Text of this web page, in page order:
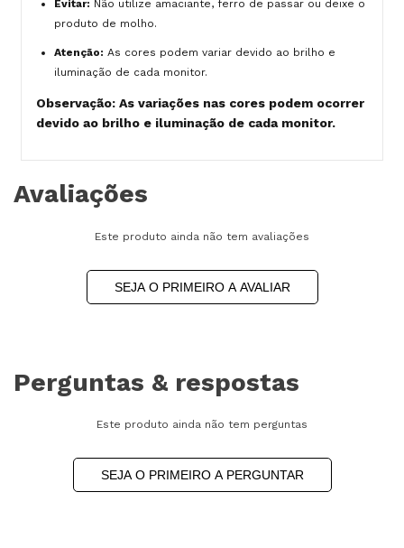
Evitar: Não utilize amaciante, ferro de passar ou deixe o
produto de molho.
Atenção: As cores podem variar devido ao brilho e
iluminação de cada monitor.
Observação: As variações nas cores podem ocorrer
devido ao brilho e iluminação de cada monitor.
Avaliações
Este produto ainda não tem avaliações
SEJA O PRIMEIRO A AVALIAR
Perguntas & respostas
Este produto ainda não tem perguntas
SEJA O PRIMEIRO A PERGUNTAR